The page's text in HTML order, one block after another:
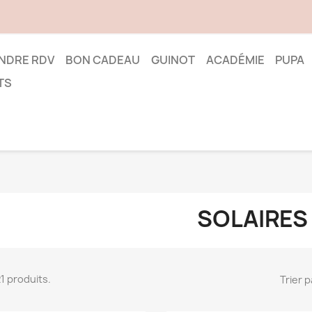
RDV BON CADEAU GUINOT ACADÉMIE PUPA
SOLAIRES
produits. Trier